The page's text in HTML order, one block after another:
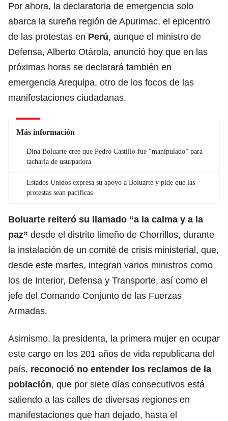
Por ahora, la declaratoria de emergencia solo
abarca la sureña región de Apurimac, el epicentro
de las protestas en Perú, aunque el ministro de
Defensa, Alberto Otárola, anunció hoy que en las
próximas horas se declarará también en
emergencia Arequipa, otro de los focos de las
manifestaciones ciudadanas.
Más información
Dina Boluarte cree que Pedro Castillo fue “manipulado” para
tacharla de usurpadora
Estados Unidos expresa su apoyo a Boluarte y pide que las
protestas sean pacíficas
Boluarte reiteró su llamado “a la calma y a la
paz” desde el distrito limeño de Chorrillos, durante
la instalación de un comité de crisis ministerial, que,
desde este martes, integran varios ministros como
los de Interior, Defensa y Transporte, así como el
jefe del Comando Conjunto de las Fuerzas
Armadas.
Asimismo, la presidenta, la primera mujer en ocupar
este cargo en los 201 años de vida republicana del
país, reconoció no entender los reclamos de la
población, que por siete días consecutivos está
saliendo a las calles de diversas regiones en
manifestaciones que han dejado, hasta el